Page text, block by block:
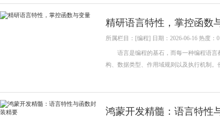
精研语言特性，掌控函数
所属栏目：[编程] 日期：2026-06-16 热度：0
语言是编程的基石，而每一种编程语言
构、数据类型、作用域规则以及执行机制
鸿蒙开发精髓：语言特性